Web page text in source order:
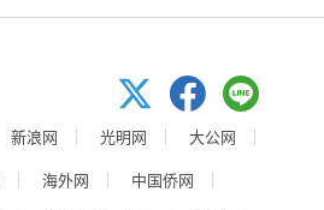
新浪网 光明网
大公网
海外网
中国侨网